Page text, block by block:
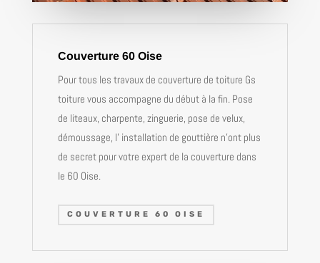
Couverture 60 Oise
Pour tous les travaux de couverture de toiture Gs
toiture vous accompagne du début à la fin. Pose
de liteaux, charpente, zinguerie, pose de velux,
démoussage, l’ installation de gouttière n’ont plus
de secret pour votre expert de la couverture dans
le 60 Oise.
COUVERTURE 60 OISE